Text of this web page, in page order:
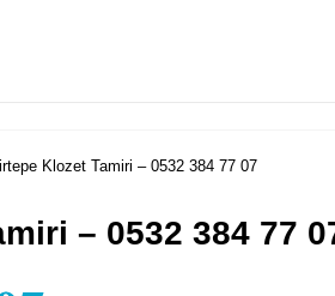
Klozet Tamiri – 0532 384 77 07
– 0532 384 77